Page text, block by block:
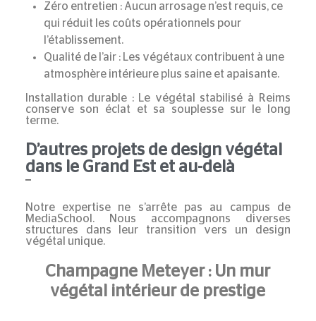
Zéro entretien : Aucun arrosage n’est requis, ce
qui réduit les coûts opérationnels pour
l’établissement.
Qualité de l’air : Les végétaux contribuent à une
atmosphère intérieure plus saine et apaisante.
Installation durable :Le végétal stabilisé à Reims
conserve son éclat et sa souplesse sur le long
terme.
D’autres projets de design végétal
dans le Grand Est et au-delà
Notre expertise ne s’arrête pas au campus de
MediaSchool. Nous accompagnons diverses
structures dans leur transition vers un design
végétal unique.
Champagne Meteyer : Un mur
végétal intérieur de prestige